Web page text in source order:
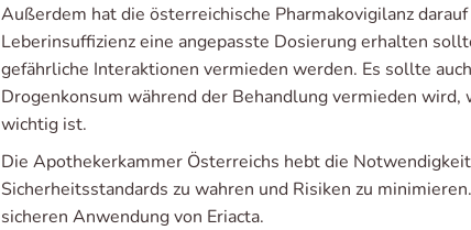
Außerdem hat die österreichische Pharmakovigilanz
Leberinsuffizienz eine angepasste Dosierung erhalten
gefährliche Interaktionen vermieden werden. Es sollte
Drogenkonsum während der Behandlung vermieden
wichtig ist.
Die Apothekerkammer Österreichs hebt die
Sicherheitsstandards zu wahren und Risiken zu
sicheren Anwendung von Eriacta.